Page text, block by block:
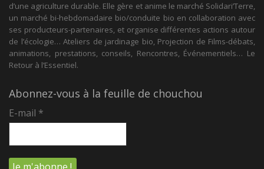
d’une agriculture durable. Elle gère et anime le marché Solidari’Terre,
un marché bi-hebdomadaire bio/conduite bio en collaboration avec
ses producteurs-partenaires, et organise différentes actions autour
de l’écologie… Ateliers de jardinage bio, Projection de Films-débats,
animations, prestations, conseils, Rencontres, Événementiels… Le
Retour à l’Essentiel.
Abonnez-vous à la feuille de chouchou
E-mail *